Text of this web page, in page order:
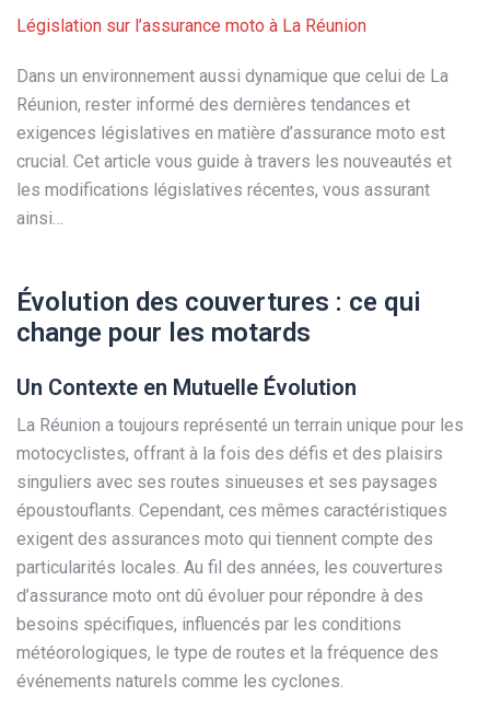
Législation sur l’assurance moto à La Réunion
Dans un environnement aussi dynamique que celui de La
Réunion, rester informé des dernières tendances et
exigences législatives en matière d’assurance moto est
crucial. Cet article vous guide à travers les nouveautés et
les modifications législatives récentes, vous assurant
ainsi…
Évolution des couvertures : ce qui
change pour les motards
Un Contexte en Mutuelle Évolution
La Réunion a toujours représenté un terrain unique pour les
motocyclistes, offrant à la fois des défis et des plaisirs
singuliers avec ses routes sinueuses et ses paysages
époustouflants. Cependant, ces mêmes caractéristiques
exigent des assurances moto qui tiennent compte des
particularités locales. Au fil des années, les couvertures
d’assurance moto ont dû évoluer pour répondre à des
besoins spécifiques, influencés par les conditions
météorologiques, le type de routes et la fréquence des
événements naturels comme les cyclones.